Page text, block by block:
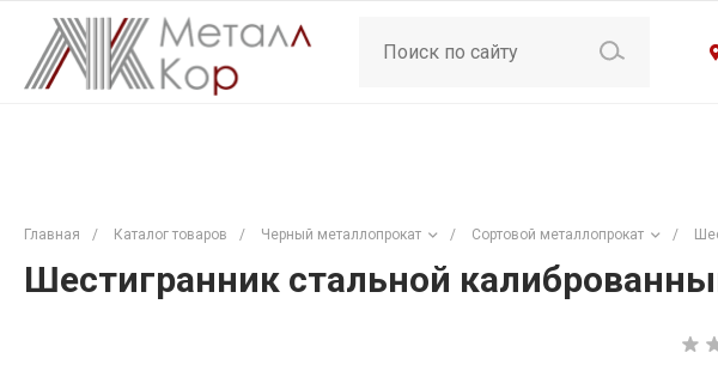
Главная / Каталог товаров / Черный металлопрокат / Сортовой металлопрокат /
Шестигранник стальной